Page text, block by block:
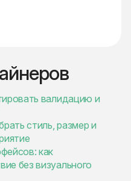
валидацию и
стиль, размер и
как
без визуального